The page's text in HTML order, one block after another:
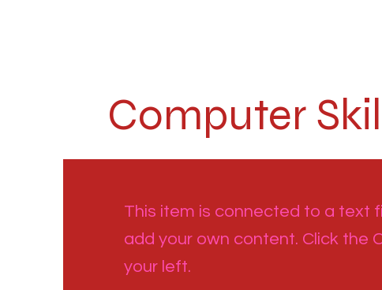
Computer
This item is connected to a text
add your own content. Click the
your left.